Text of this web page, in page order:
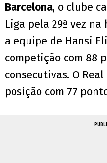
Barcelona, o clube
Liga pela 29ª vez
a equipe de Hansi
competição com 88
consecutivas. O
posição com 77